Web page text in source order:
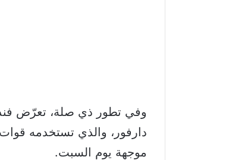
وفي تطور ذي صلة، تعرّض
دارفور، والذي تستخدمه
موجهة يوم السبت.